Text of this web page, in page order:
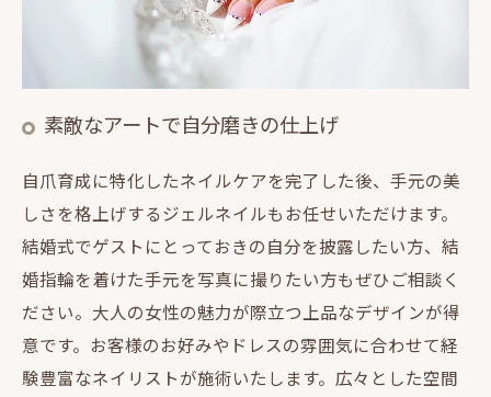
素敵なアートで自分磨きの仕上げ
自爪育成に特化したネイルケアを完了した後、手元の美
しさを格上げするジェルネイルもお任せいただけます。
結婚式でゲストにとっておきの自分を披露したい方、結
婚指輪を着けた手元を写真に撮りたい方もぜひご相談く
ださい。大人の女性の魅力が際立つ上品なデザインが得
意です。お客様のお好みやドレスの雰囲気に合わせて経
験豊富なネイリストが施術いたします。広々とした空間